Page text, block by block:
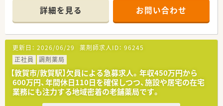
の時代に求められるスキルが身につきます。
■敦賀駅からお車で10分ほどの立地であり、マイカー通勤が可
能なので毎日の通勤も非常にスムーズです。
【法人特徴について】
■創業80年を迎える地域密着型の老舗薬局であり、気さくな代
表のもとアットホームな雰囲気で運営されています。
■地域への貢献を最優先に考えており、採算を度外視して無菌調
剤室やドライブスルーを開局するほどの情熱があります。
■一般医薬品や健康食品から介護用品まで幅広く取り扱ってお
り、未病への取り組みを深く学べる環境が整っています。
詳細を見る お問い合わせ
更新日： 2026/06/29 薬剤師求人ID： 96245
正社員
調剤薬局
【敦賀市/敦賀駅】欠員による急募求人。年収450万円から
600万円、年間休日110日を確保しつつ、施設や居宅の在宅
業務にも注力する地域密着の老舗薬局です。